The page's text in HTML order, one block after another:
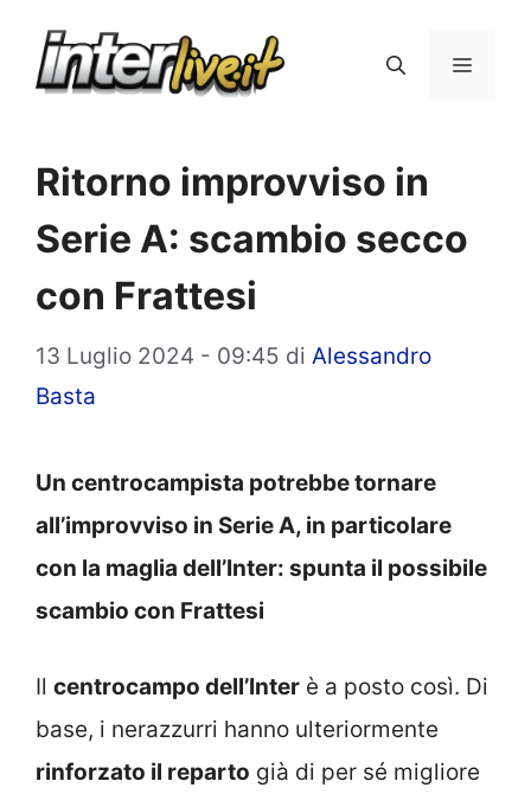
Menu
Ritorno improvviso in
Serie A: scambio secco
con Frattesi
13 Luglio 2024 - 09:45 di Alessandro
Basta
Un centrocampista potrebbe tornare
all’improvviso in Serie A, in particolare
con la maglia dell’Inter: spunta il possibile
scambio con Frattesi
Il centrocampo dell’Inter è a posto così. Di
base, i nerazzurri hanno ulteriormente
rinforzato il reparto già di per sé migliore